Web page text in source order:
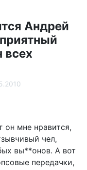
Андрей
всех
он мне нравится,
чел,
вы**онов. А вот
передачки,